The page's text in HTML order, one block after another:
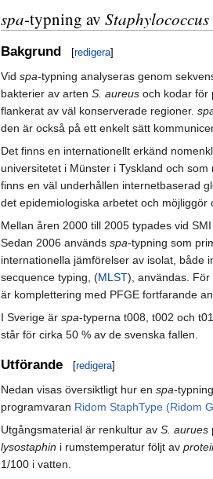
spa-typning av
Bakgrund [redigera]
Vid spa-typning analyseras genom
bakterier av arten S. aureus och kodar för
flankerat av väl konserverade regioner.
den är också på ett enkelt sätt
Det finns en internationellt erkänd
universitetet i Münster i Tyskland och
finns en väl underhållen internetbaserad
det epidemiologiska arbetet och
Mellan åren 2000 till 2005 typades vid
Sedan 2006 används spa-typning som
internationella jämförelser av isolat, både
secquence typing, (MLST), användas.
är komplettering med PFGE fortfarande
I Sverige är spa-typerna t008, t002 och
står för cirka 50 % av de svenska fallen.
Utförande [redigera]
Nedan visas översiktligt hur en spa-
programvaran Ridom StaphType (Ridom
Utgångsmaterial är renkultur av S. aurues
lysostaphin i rumstemperatur följt av
1/100 i vatten.